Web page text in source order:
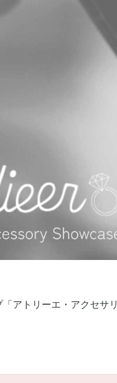
アトリーエ・アクセサ